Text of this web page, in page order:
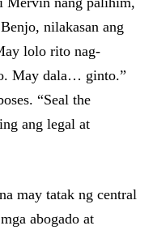
nilakasan ang
lolo rito nag-
May dala… ginto.”
“Seal the
ang legal at
may tatak ng central
abogado at